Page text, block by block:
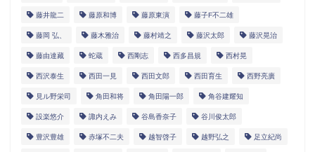
藤井龍二 藤原和博 藤原東演 藤子F不二雄
藤岡 弘、 藤木雅治 藤村靖之 藤沢太郎 藤沢晃治
藤由達藏 蛇蔵 西剛志 西多昌規 西村晃
西沢泰生 西田一見 西田文郎 西田育生 西野亮廣
見ル野栄司 角田和将 角田陽一郎 角谷建耀知
設楽悠介 諏内えみ 谷島香奈子 谷川俊太郎
豊沢豊雄 赤塚不二夫 越智啓子 越野弘之 足立紀尚